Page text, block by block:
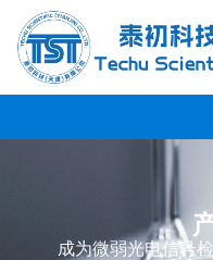
成为微弱光电信号